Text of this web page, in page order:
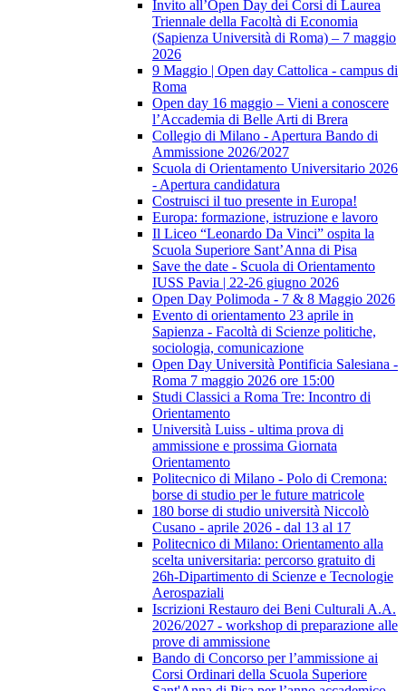
Invito all’Open Day dei Corsi di Laurea
Triennale della Facoltà di Economia
(Sapienza Università di Roma) – 7 maggio
2026
9 Maggio | Open day Cattolica - campus di
Roma
Open day 16 maggio – Vieni a conoscere
l’Accademia di Belle Arti di Brera
Collegio di Milano - Apertura Bando di
Ammissione 2026/2027
Scuola di Orientamento Universitario 2026
- Apertura candidatura
Costruisci il tuo presente in Europa!
Europa: formazione, istruzione e lavoro
Il Liceo “Leonardo Da Vinci” ospita la
Scuola Superiore Sant’Anna di Pisa
Save the date - Scuola di Orientamento
IUSS Pavia | 22-26 giugno 2026
Open Day Polimoda - 7 & 8 Maggio 2026
Evento di orientamento 23 aprile in
Sapienza - Facoltà di Scienze politiche,
sociologia, comunicazione
Open Day Università Pontificia Salesiana -
Roma 7 maggio 2026 ore 15:00
Studi Classici a Roma Tre: Incontro di
Orientamento
Università Luiss - ultima prova di
ammissione e prossima Giornata
Orientamento
Politecnico di Milano - Polo di Cremona:
borse di studio per le future matricole
180 borse di studio università Niccolò
Cusano - aprile 2026 - dal 13 al 17
Politecnico di Milano: Orientamento alla
scelta universitaria: percorso gratuito di
26h-Dipartimento di Scienze e Tecnologie
Aerospaziali
Iscrizioni Restauro dei Beni Culturali A.A.
2026/2027 - workshop di preparazione alle
prove di ammissione
Bando di Concorso per l’ammissione ai
Corsi Ordinari della Scuola Superiore